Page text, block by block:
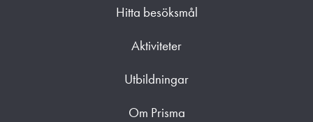
Hitta besöksmål
Aktiviteter
Utbildningar
Om Prisma